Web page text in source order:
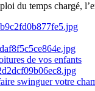
du temps chargé,
de vos enfants
swinguer votre